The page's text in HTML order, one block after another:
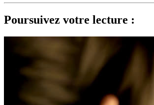
Poursuivez votre lecture :